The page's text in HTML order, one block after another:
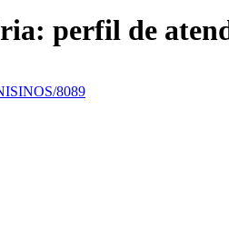
perfil de
8089